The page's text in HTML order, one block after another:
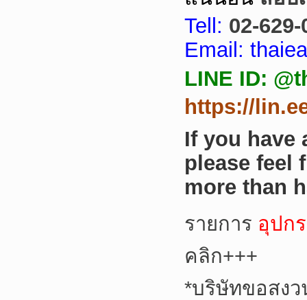
Tell: 02-629-
Email:
LINE ID:
https://
If you have
please feel
more than
รายการ อุปก
คลิก+++
*บริษัทขอสงว